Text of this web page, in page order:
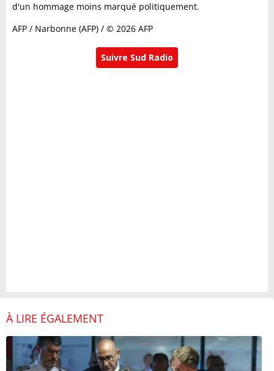
d'un hommage moins marqué politiquement.
AFP / Narbonne (AFP) / © 2026 AFP
Suivre Sud Radio
À LIRE ÉGALEMENT